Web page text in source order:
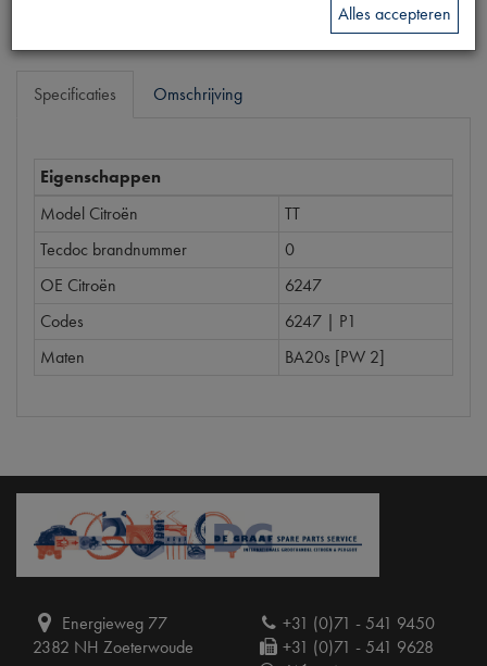
Specificaties Omschrijving
Eigenschappen
Model Citroën
TT
Tecdoc brandnummer
0
OE Citroën
6247
Codes
6247 | P1
Maten
BA20s [PW 2]
Energieweg 77
2382 NH Zoeterwoude
+31 (0)71 - 541 9450
+31 (0)71 - 541 9628
Alles accepteren